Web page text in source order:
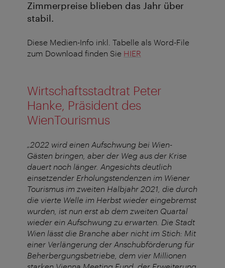
Zimmerpreise blieben das Jahr über
stabil.
Diese Medien-Info inkl. Tabelle als Word-File
zum Download finden Sie HIER
Wirtschaftsstadtrat Peter
Hanke, Präsident des
WienTourismus
„2022 wird einen Aufschwung bei Wien-
Gästen bringen, aber der Weg aus der Krise
dauert noch länger. Angesichts deutlich
einsetzender Erholungstendenzen im Wiener
Tourismus im zweiten Halbjahr 2021, die durch
die vierte Welle im Herbst wieder eingebremst
wurden, ist nun erst ab dem zweiten Quartal
wieder ein Aufschwung zu erwarten. Die Stadt
Wien lässt die Branche aber nicht im Stich: Mit
einer Verlängerung der Anschubförderung für
Beherbergungsbetriebe, dem vier Millionen